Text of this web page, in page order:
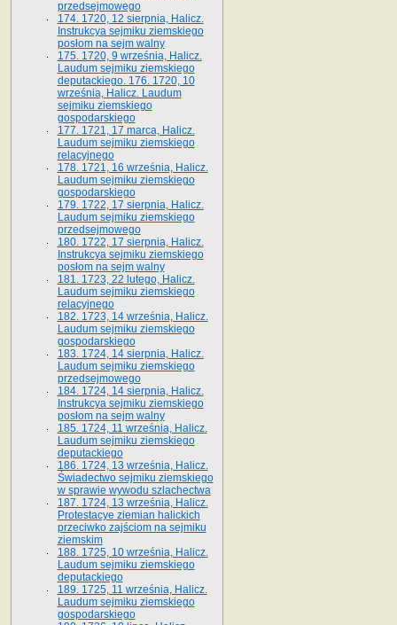
przedsejmowego
174. 1720, 12 sierpnia, Halicz.
Instrukcya sejmiku ziemskiego
posłom na sejm walny
175. 1720, 9 września, Halicz.
Laudum sejmiku ziemskiego
deputackiego. 176. 1720, 10
września, Halicz. Laudum
sejmiku ziemskiego
gospodarskiego
177. 1721, 17 marca, Halicz.
Laudum sejmiku ziemskiego
relacyjnego
178. 1721, 16 września, Halicz.
Laudum sejmiku ziemskiego
gospodarskiego
179. 1722, 17 sierpnia, Halicz.
Laudum sejmiku ziemskiego
przedsejmowego
180. 1722, 17 sierpnia, Halicz.
Instrukcya sejmiku ziemskiego
posłom na sejm walny
181. 1723, 22 lutego, Halicz.
Laudum sejmiku ziemskiego
relacyjnego
182. 1723, 14 września, Halicz.
Laudum sejmiku ziemskiego
gospodarskiego
183. 1724, 14 sierpnia, Halicz.
Laudum sejmiku ziemskiego
przedsejmowego
184. 1724, 14 sierpnia, Halicz.
Instrukcya sejmiku ziemskiego
posłom na sejm walny
185. 1724, 11 września, Halicz.
Laudum sejmiku ziemskiego
deputackiego
186. 1724, 13 września, Halicz.
Świadectwo sejmiku ziemskiego
w sprawie wywodu szlachectwa
187. 1724, 13 września, Halicz.
Protestacye ziemian halickich
przeciwko zajściom na sejmiku
ziemskim
188. 1725, 10 września, Halicz.
Laudum sejmiku ziemskiego
deputackiego
189. 1725, 11 września, Halicz.
Laudum sejmiku ziemskiego
gospodarskiego